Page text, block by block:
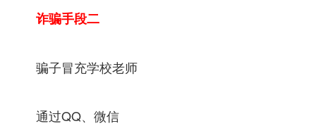
诈骗手段二
骗子冒充学校老师
通过QQ、微信